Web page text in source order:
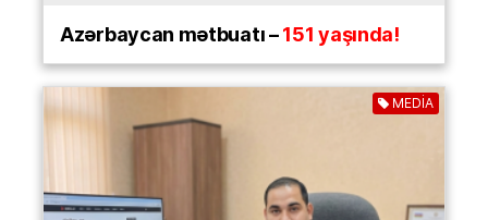
Azərbaycan mətbuatı –151 yaşında!
MEDİA